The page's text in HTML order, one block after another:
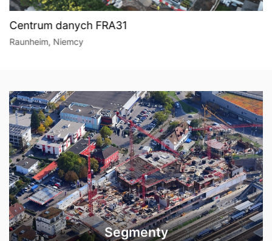
Centrum danych FRA31
Raunheim, Niemcy
Segmenty